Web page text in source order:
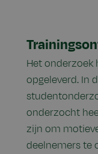
Het
opgeleverd. In
onderzocht
zijn om
deelnemers te